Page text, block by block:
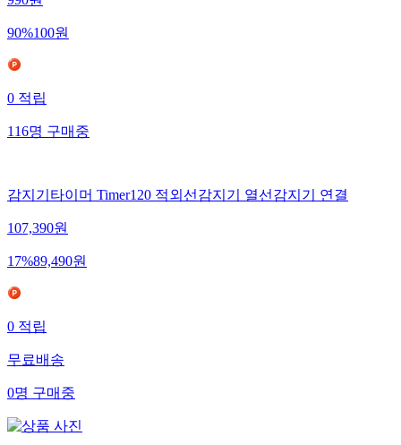
90%100원
0적립
116명구매중
감지기타이머 Timer120 적외선감지기 열선감지기 연결
107,390원
17%89,490원
0적립
무료배송
0명구매중